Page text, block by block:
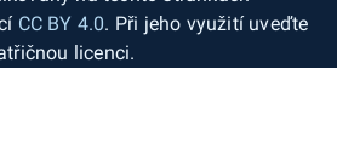
CC BY 4.0. Při jeho využití uveďte
licenci.